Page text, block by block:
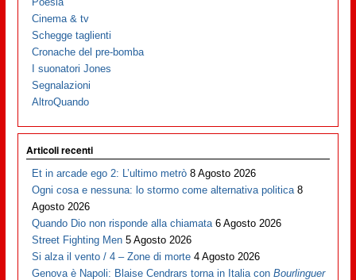
Cinema & tv
Schegge taglienti
Cronache del pre-bomba
I suonatori Jones
Segnalazioni
AltroQuando
Articoli recenti
Et in arcade ego 2: L’ultimo metrò 8 Agosto 2026
Ogni cosa e nessuna: lo stormo come alternativa politica 8
Agosto 2026
Quando Dio non risponde alla chiamata 6 Agosto 2026
Street Fighting Men 5 Agosto 2026
Si alza il vento / 4 – Zone di morte 4 Agosto 2026
Genova è Napoli: Blaise Cendrars torna in Italia conBourlinguer